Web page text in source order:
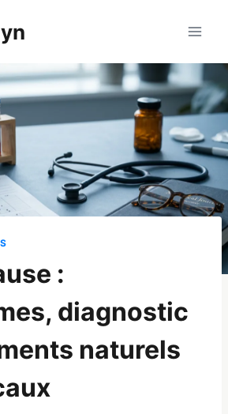
:
diagnostic
naturels